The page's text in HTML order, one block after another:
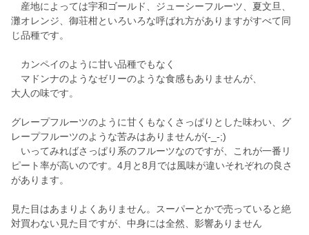
産地によっては宇和ゴールド、ジューシーフルーツ、夏文旦、
灘オレンジ、御荘柑といろいろな呼ばれ方がありますがすべて同
じ品種です。
カンペイのように甘い品種でもなく
マドンナのようなゼリーのような食感もありませんが、
大人の味です。
グレープフルーツのように甘くもなくさっぱりとした味わい、グ
レープフルーツのような苦みはありませんが(-_-;)
いってみればさっぱり系のフルーツなのですが、これが一番リ
ピート率が高いのです。4月と8月では風味が違いそれぞれの良さ
があります。
見た目はあまりよくありません。スーパーとかで売っていると絶
対買わない見た目ですが、中身には全然、影響ありません